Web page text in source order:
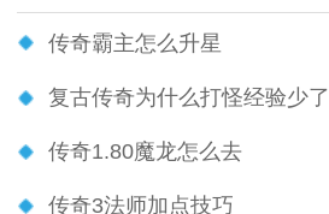
传奇霸主怎么升星
复古传奇为什么打怪经验少了
传奇1.80魔龙怎么去
传奇3法师加点技巧